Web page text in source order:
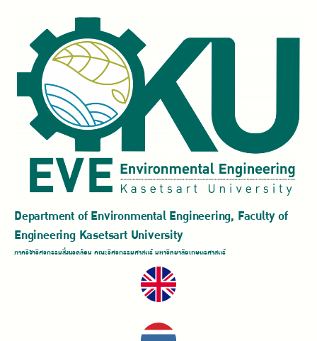
Department of Environmental Engineering, Faculty of
Engineering Kasetsart University
ภาควิชาวิศวกรรมสิ่งแวดล้อม คณะวิศวกรรมศาสตร์ มหาวิทยาลัยเกษตรศาสตร์